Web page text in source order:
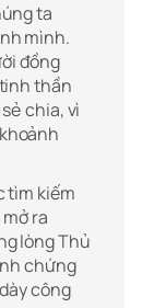
ta
mình.
đồng
thần
chia, vì
tìm kiếm
ra
lòng Thủ
chứng
công